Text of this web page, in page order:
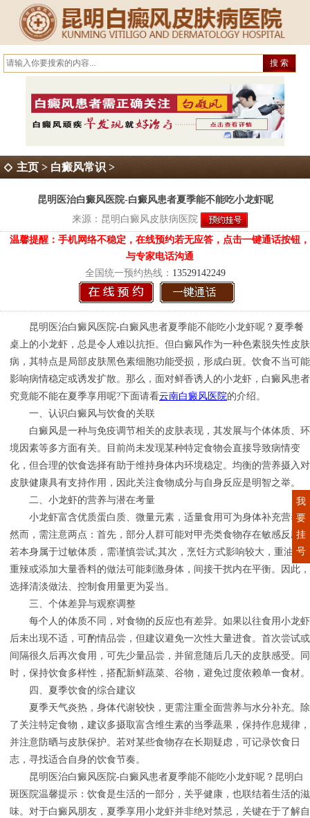
主页 > 白癜风常识 >
昆明医治白癜风医院-白癜风患者夏季能不能吃小龙虾呢
来源： 昆明白癜风皮肤病医院
温馨提醒：手机网络不稳定，在线预约若无应答，点击一键通话按钮，
与专家电话沟通
全国统一预约热线： 13529142249
昆明医治白癜风医院-白癜风患者夏季能不能吃小龙虾呢？夏季餐
桌上的小龙虾，总是令人难以抗拒。但白癜风作为一种色素脱失性皮肤
病，其特点是局部皮肤黑色素细胞功能受损，形成白斑。饮食不当可能
影响病情稳定或诱发扩散。那么，面对鲜香诱人的小龙虾，白癜风患者
究竟能不能在夏季享用呢?下面请看云南白癜风医院的介绍。
一、认识白癜风与饮食的关联
白癜风是一种与免疫调节相关的皮肤表现，其发展与个体体质、环
境因素等多方面有关。目前尚未发现某种特定食物会直接导致病情变
化，但合理的饮食选择有助于维持身体内环境稳定。均衡的营养摄入对
皮肤健康具有支持作用，因此关注食物成分与自身反应是明智之举。
二、小龙虾的营养与潜在考量
小龙虾富含优质蛋白质、微量元素，适量食用可为身体补充营养。
然而，需注意两点：首先，部分人群可能对甲壳类食物存在敏感反应，
若本身属于过敏体质，需谨慎尝试;其次，烹饪方式影响较大，重油、
重辣或添加大量香料的做法可能刺激身体，间接干扰内在平衡。因此，
选择清淡做法、控制食用量更为妥当。
三、个体差异与观察调整
每个人的体质不同，对食物的反应也有差异。如果以往食用小龙虾
后未出现不适，可酌情品尝，但建议避免一次性大量进食。首次尝试或
间隔很久后再次食用，可先少量品尝，并留意随后几天的皮肤感受。同
时，保持饮食多样性，搭配新鲜蔬菜、谷物，避免过度依赖单一食材。
四、夏季饮食的综合建议
夏季天气炎热，身体代谢较快，更需注重全面营养与水分补充。除
了关注特定食物，建议多摄取富含维生素的当季蔬果，保持作息规律，
并注意防晒与皮肤保护。若对某些食物存在长期疑虑，可记录饮食日
志，寻找适合自身的饮食节奏。
昆明医治白癜风医院-白癜风患者夏季能不能吃小龙虾呢？昆明白
斑医院温馨提示：饮食是生活的一部分，关乎健康，也联结着生活的滋
味。对于白癜风朋友，夏季享用小龙虾并非绝对禁忌，关键在于了解自
我
要
挂
号